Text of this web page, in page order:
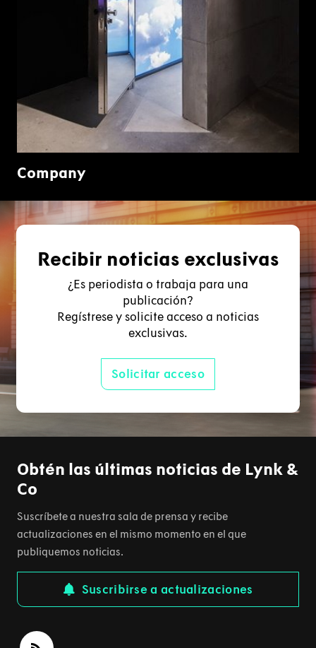
Company
Recibir noticias exclusivas
¿Es periodista o trabaja para una
publicación?
Regístrese y solicite acceso a noticias
exclusivas.
Solicitar acceso
Obtén las últimas noticias de Lynk &
Co
Suscríbete a nuestra sala de prensa y recibe
actualizaciones en el mismo momento en el que
publiquemos noticias.
Suscribirse a actualizaciones